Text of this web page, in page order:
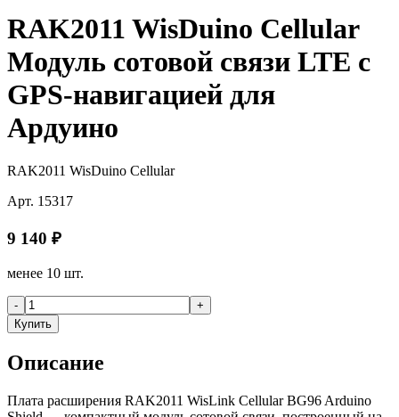
RAK2011 WisDuino Cellular
Модуль сотовой связи LTE с
GPS-навигацией для
Ардуино
RAK2011 WisDuino Cellular
Арт. 15317
9 140 ₽
менее 10 шт.
-
+
Купить
Описание
Плата расширения RAK2011 WisLink Cellular BG96 Arduino